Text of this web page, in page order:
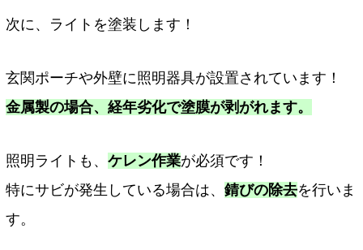
次に、ライトを塗装します！
玄関ポーチや外壁に照明器具が設置されています！
金属製の場合、経年劣化で塗膜が剥がれます。
照明ライトも、 ケレン作業が必須です！
特にサビが発生している場合は、 錆びの除去を行いま
す。